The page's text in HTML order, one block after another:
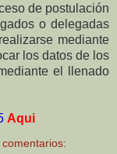
de postulación
o delegadas
mediante
los datos de los
el
llenado
Aqui
comentarios: